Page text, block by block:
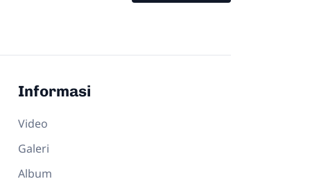
Informasi
Video
Galeri
Album